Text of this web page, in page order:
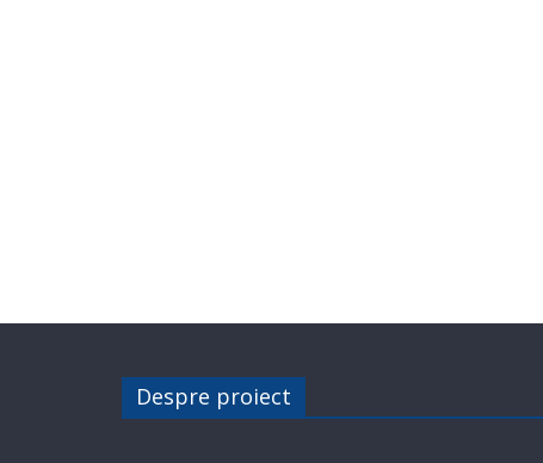
Despre proiect